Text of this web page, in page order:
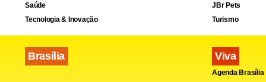
Saúde
Tecnologia & Inovação
Brasília
JBr Pets
Turismo
Viva
Agenda Brasília